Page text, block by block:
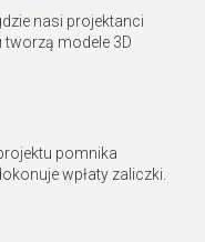
nasi projektanci
modele 3D
pomnika
wpłaty zaliczki.